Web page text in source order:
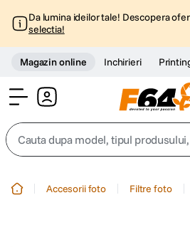
Da lumina ideilor tale! Descopera
selectia!
Magazin online Inchirieri
Cauta dupa model, tipul produsului,
Accesorii foto Filtre foto